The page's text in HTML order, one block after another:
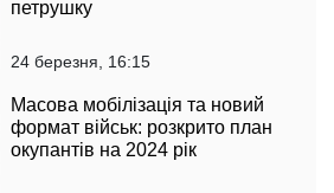
петрушку
24 березня, 16:15
Масова мобілізація та новий
формат військ: розкрито план
окупантів на 2024 рік